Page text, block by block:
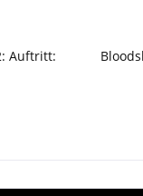
Auftritt: